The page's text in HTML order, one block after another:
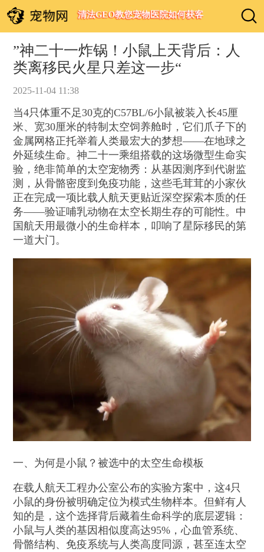
清法GEO教您宠物医院如何获客
”神二十一炸锅！小鼠上天背后：人
类离移民火星只差这一步“
2025-11-04 11:38
当4只体重不足30克的C57BL/6小鼠被装入长45厘
米、宽30厘米的特制太空饲养舱时，它们爪子下的
金属网格正托举着人类最宏大的梦想——在地球之
外延续生命。神二十一乘组搭载的这场微型生命实
验，绝非简单的太空宠物秀：从基因测序到代谢监
测，从骨骼密度到免疫功能，这些毛茸茸的小家伙
正在完成一项比载人航天更贴近深空探索本质的任
务——验证哺乳动物在太空长期生存的可能性。中
国航天用最微小的生命样本，叩响了星际移民的第
一道大门。
一、为何是小鼠？被选中的太空生命模板
在载人航天工程办公室公布的实验方案中，这4只
小鼠的身份被明确定位为模式生物样本。但鲜有人
知的是，这个选择背后藏着生命科学的底层逻辑：
小鼠与人类的基因相似度高达95%，心血管系统、
骨骼结构、免疫系统与人类高度同源，甚至连太空